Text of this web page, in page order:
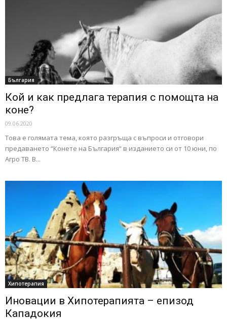
България
Кой и как предлага терапия с помощта на
коне?
09.06.2020
Това е голямата тема, която разгръща с въпроси и отговори
предаването “Конете на България“ в изданието си от 10 юни, по
Агро ТВ. В...
Хипотерапия
Иновации в Хипотерапията – епизод
Кападокия